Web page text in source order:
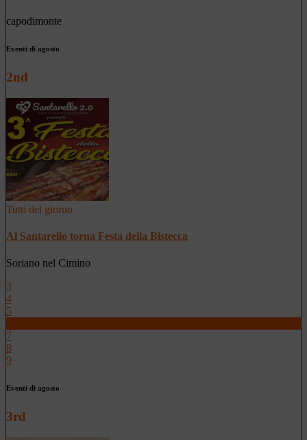
capodimonte
Eventi di agosto
2nd
Tutti del giorno
Al Santarello torna Festa della Bistecca
Soriano nel Cimino
3
4
5
7
8
9
Eventi di agosto
3rd